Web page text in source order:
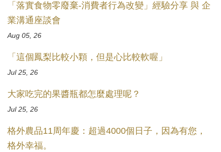
「落實食物零廢棄-消費者行為改變」經驗分享 與 企
業溝通座談會
Aug 05, 26
「這個鳳梨比較小顆，但是心比較軟喔」
Jul 25, 26
大家吃完的果醬瓶都怎麼處理呢？
Jul 25, 26
格外農品11周年慶：超過4000個日子，因為有您，
格外幸福。